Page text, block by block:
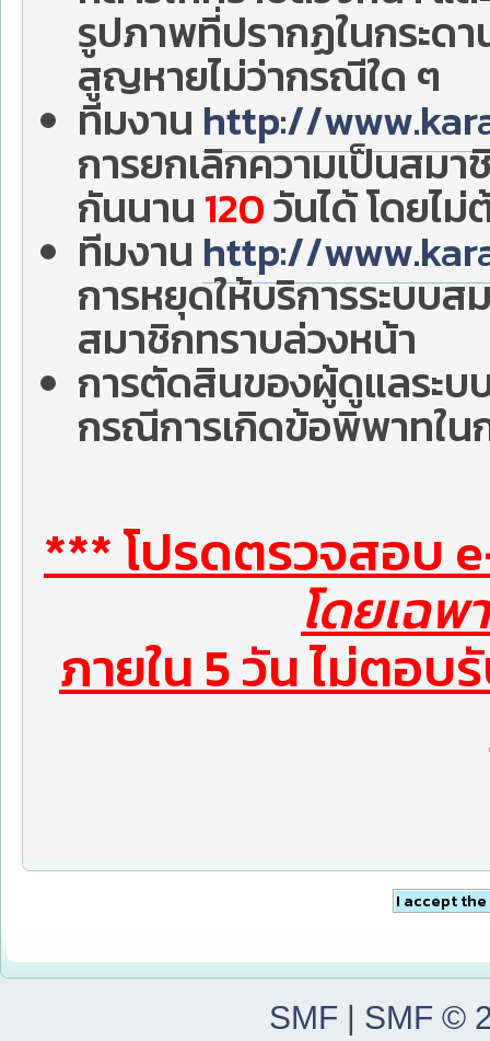
รูปภาพที่ปรากฏในกระด
สูญหายไม่ว่ากรณีใด ๆ
ทีมงาน http://
การยกเลิกความเป็นสม
กันนาน120วันได้ โดยไ
ทีมงาน http://
การหยุดให้บริการระบบส
สมาชิกทราบล่วงหน้า
การตัดสินของผู้ดูแลระบ
กรณีการเกิดข้อพิพาทใน
*** โปรดตรวจสอบ
โดยเฉพ
ภายใน 5 วัน ไม่ตอ
SMF | SMF ©